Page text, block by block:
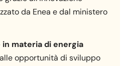
da Enea e dal ministero
in materia di energia
opportunità di sviluppo